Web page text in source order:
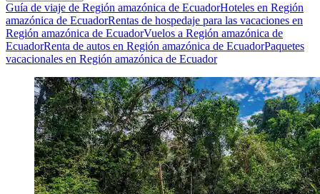
Guía de viaje de Región amazónica de EcuadorHoteles en Región
amazónica de EcuadorRentas de hospedaje para las vacaciones en
Región amazónica de EcuadorVuelos a Región amazónica de
EcuadorRenta de autos en Región amazónica de EcuadorPaquetes
vacacionales en Región amazónica de Ecuador